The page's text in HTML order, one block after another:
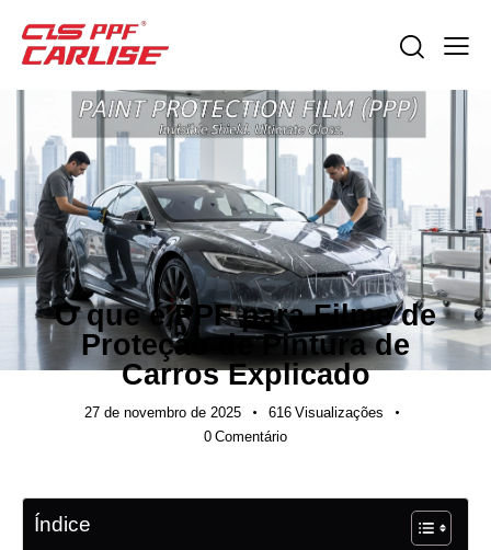
GUIAS DE EXPORTAÇÃO
O que é PPF para Filme de
Proteção de Pintura de
Carros Explicado
27 de novembro de 2025 616 Visualizações
0 Comentário
Índice